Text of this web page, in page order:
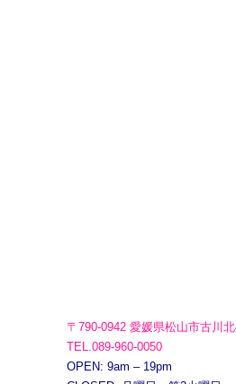
〒790-0942 愛媛県松山市古川
TEL.089-960-0050
OPEN: 9am – 19pm